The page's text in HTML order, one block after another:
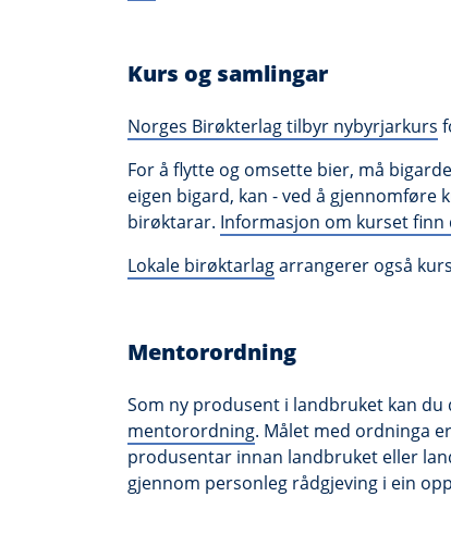
Kurs og samlingar
Norges Birøkterlag tilbyr nybyrjarkurs
For å flytte og omsette bier, må
eigen bigard, kan - ved å gjennomføre
birøktarar. Informasjon om kurset finn
Lokale birøktarlagarrangerer også
Mentorordning
Som ny produsent i landbruket kan du
mentorordning. Målet med ordninga
produsentar innan landbruket eller
gjennom personleg rådgjeving i ein